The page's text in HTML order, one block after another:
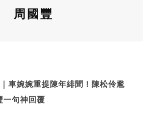
周國豐
車婉婉重提陳年緋聞！陳松伶尷
一句神回覆